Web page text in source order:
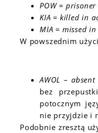
POW =
KIA = killed in
MIA = missed
W powszednim
AWOL –
bez
potocznym
nie przyjdzie i
Podobnie zresztą